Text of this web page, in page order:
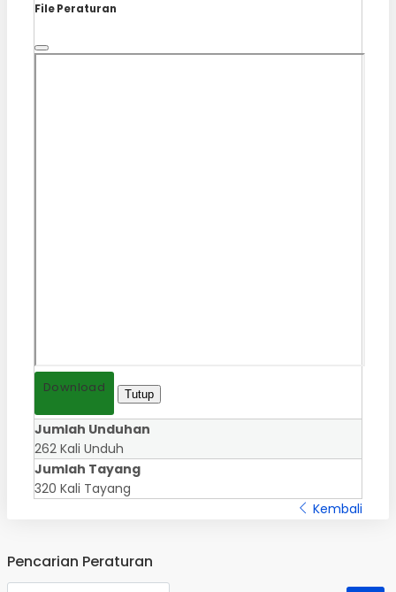
File Peraturan
Download Tutup
Jumlah Unduhan
262 Kali Unduh
Jumlah Tayang
320 Kali Tayang
Kembali
Pencarian Peraturan